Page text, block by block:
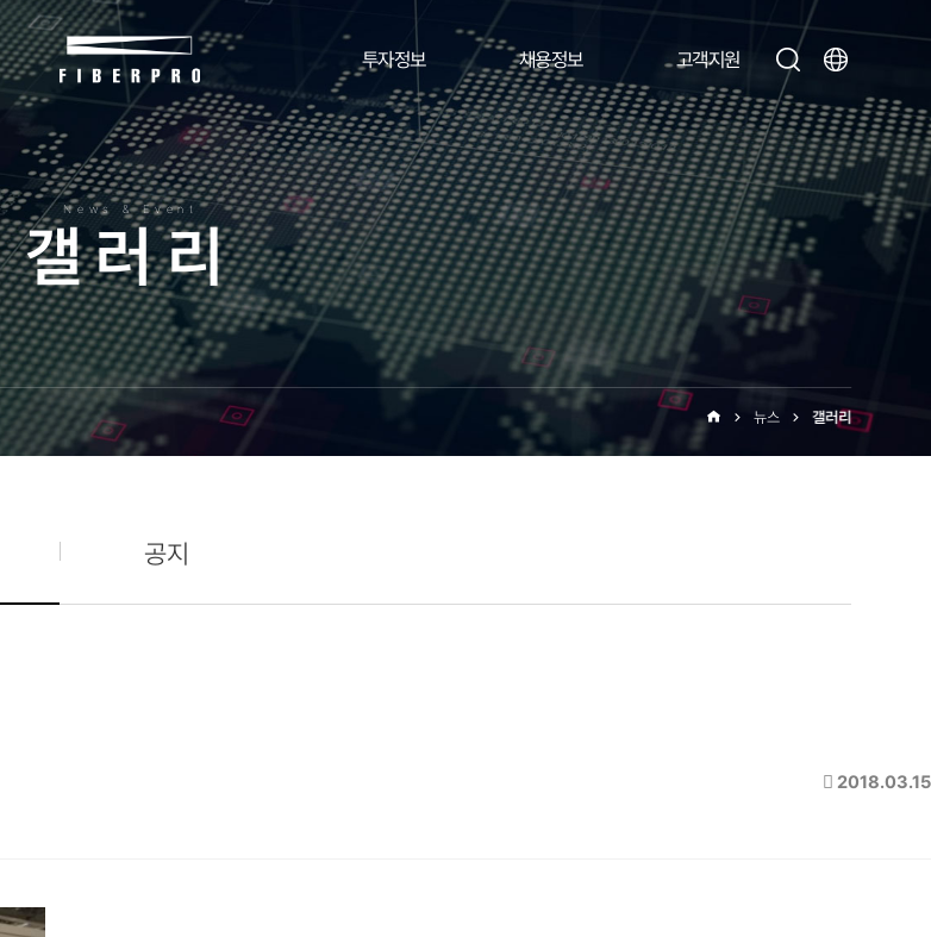
투자정보 채용정보 고객지원
News & Event
갤러리
뉴스 갤러리
공지
2018.03.15